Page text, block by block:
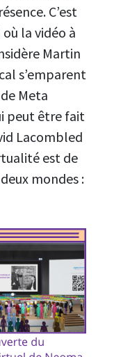
C’est
la vidéo à
Martin
s’emparent
Meta
peut être fait
Lacombled
est de
mondes :